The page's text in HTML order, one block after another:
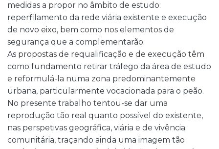
medidas a propor no âmbito de estudo:
reperfilamento da rede viária existente e execução
de novo eixo, bem como nos elementos de
segurança que a complementarão.
As propostas de requalificação e de execução têm
como fundamento retirar tráfego da área de estudo
e reformulá-la numa zona predominantemente
urbana, particularmente vocacionada para o peão.
No presente trabalho tentou-se dar uma
reprodução tão real quanto possível do existente,
nas perspetivas geográfica, viária e de vivência
comunitária, traçando ainda uma imagem tão